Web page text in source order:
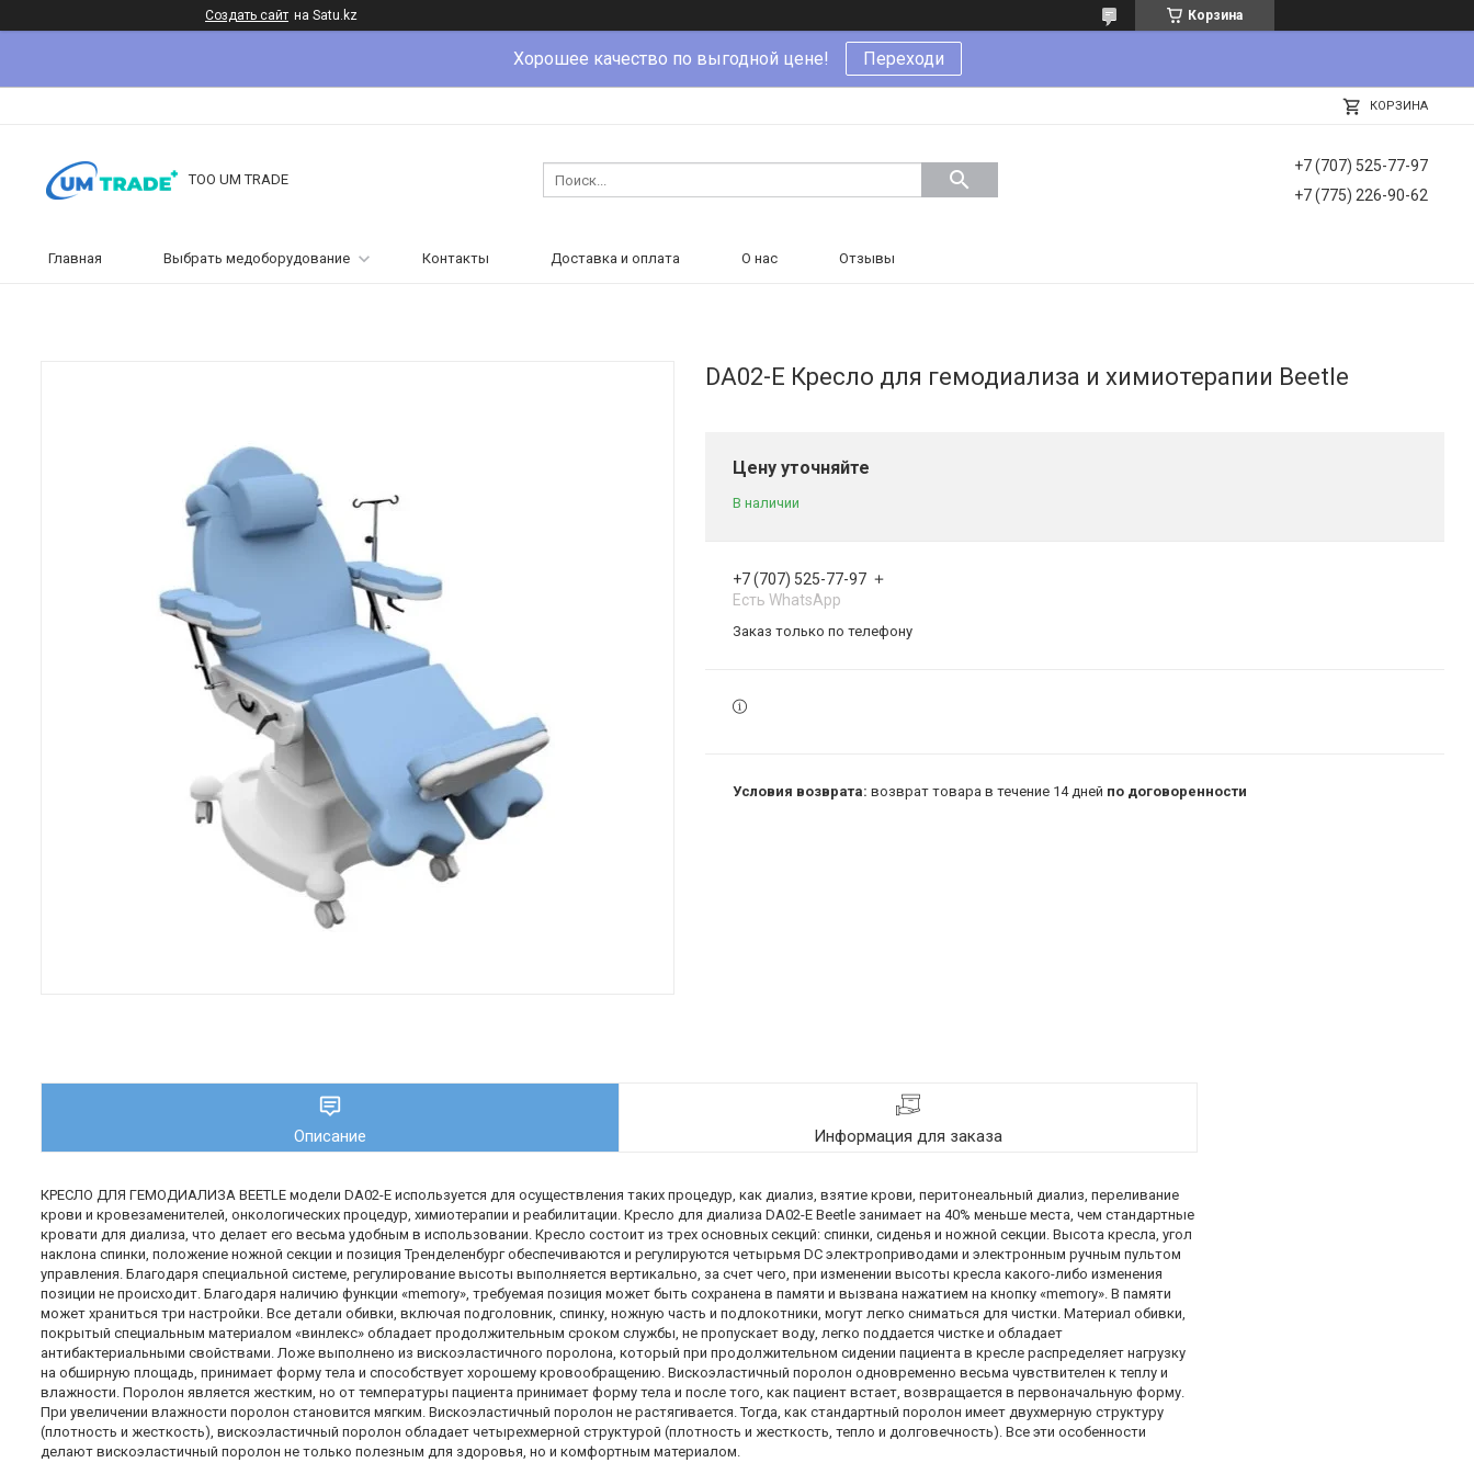
Создать сайт на Satu.kz Корзина
Хорошее качество по выгодной цене! Переходи
КОРЗИНА
ТОО UM TRADE
+7 (707) 525-77-97
+7 (775) 226-90-62
Главная Выбрать медоборудование Контакты Доставка и оплата О нас Отзывы
DA02-E Кресло для гемодиализа и химиотерапии Beetle
Цену уточняйте
В наличии
+7 (707) 525-77-97
Есть WhatsApp
Заказ только по телефону
возврат товара в течение 14 дней по договоренности
Описание Информация для заказа
КРЕСЛО ДЛЯ ГЕМОДИАЛИЗА BEETLE модели DA02-E используется для осуществления таких процедур, как диализ, взятие крови, перитонеальный диализ, переливание
крови и кровезаменителей, онкологических процедур, химиотерапии и реабилитации. Кресло для диализа DA02-E Beеtle занимает на 40% меньше места, чем стандартные
кровати для диализа, что делает его весьма удобным в использовании. Кресло состоит из трех основных секций: спинки, сиденья и ножной секции. Высота кресла, угол
наклона спинки, положение ножной секции и позиция Тренделенбург обеспечиваются и регулируются четырьмя DC электроприводами и электронным ручным пультом
управления. Благодаря специальной системе, регулирование высоты выполняется вертикально, за счет чего, при изменении высоты кресла какого-либо изменения
позиции не происходит. Благодаря наличию функции «memory», требуемая позиция может быть сохранена в памяти и вызвана нажатием на кнопку «memory». В памяти
может храниться три настройки. Все детали обивки, включая подголовник, спинку, ножную часть и подлокотники, могут легко сниматься для чистки. Материал обивки,
покрытый специальным материалом «винлекс» обладает продолжительным сроком службы, не пропускает воду, легко поддается чистке и обладает
антибактериальными свойствами. Ложе выполнено из вискоэластичного поролона, который при продолжительном сидении пациента в кресле распределяет нагрузку
на обширную площадь, принимает форму тела и способствует хорошему кровообращению. Вискоэластичный поролон одновременно весьма чувствителен к теплу и
влажности. Поролон является жестким, но от температуры пациента принимает форму тела и после того, как пациент встает, возвращается в первоначальную форму.
При увеличении влажности поролон становится мягким. Вискоэластичный поролон не растягивается. Тогда, как стандартный поролон имеет двухмерную структуру
(плотность и жесткость), вискоэластичный поролон обладает четырехмерной структурой (плотность и жесткость, тепло и долговечность). Все эти особенности
делают вискоэластичный поролон не только полезным для здоровья, но и комфортным материалом.